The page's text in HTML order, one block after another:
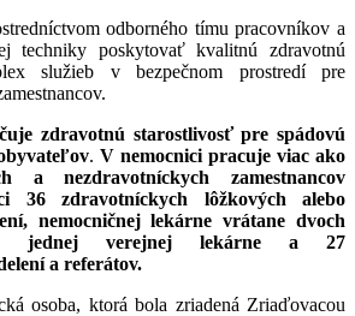
odborného tímu pracovníkov a
techniky poskytovať kvalitnú zdravotnú
služieb v bezpečnom prostredí pre
zdravotnú starostlivosť pre spádovú
. V nemocnici pracuje viac ako
a nezdravotníckych zamestnancov
36 zdravotníckych lôžkových alebo
nemocničnej lekárne vrátane dvoch
jednej verejnej lekárne a 27
a referátov.
osoba, ktorá bola zriadená Zriaďovacou